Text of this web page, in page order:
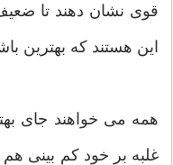
قوی نشان دهند تا ضعیف
این هستند که بهترین
همه می خواهند جای
غلبه بر خود کم بینی